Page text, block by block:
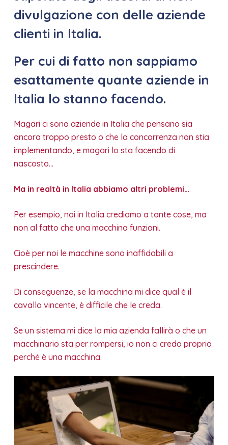
divulgazione con delle aziende
clienti in Italia.
Per cui di fatto non sappiamo
esattamente quante aziende in
Italia lo stanno facendo.
Magari ci sono aziende in Italia che pensano sia
ancora troppo presto o che la concorrenza non stia
implementando, e magari lo sta facendo di
nascosto…
Ma in realtà in Italia abbiamo altri problemi…
Per esempio, noi in Italia crediamo a tante cose, ma
non al fatto che una macchina funzioni.
Cioè per noi le macchine sono inaffidabili a
prescindere.
Di conseguenze, se la macchina mi dice qual è il
cavallo vincente, è difficile che le creda.
Se un sistema mi dice la mia azienda fallirà o che un
macchinario sta per rompersi, io non ci credo proprio
perché è una macchina.